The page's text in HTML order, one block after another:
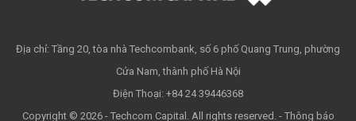
Địa chỉ: Tầng 20, tòa nhà Techcombank, số 6 phố Quang Trung, phường
Cửa Nam, thành phố Hà Nội
Điện Thoại: +84 24 39446368
Copyright © 2026 - Techcom Capital. All rights reserved. - Thông báo